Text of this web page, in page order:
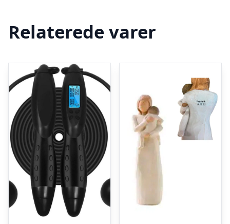
Relaterede varer